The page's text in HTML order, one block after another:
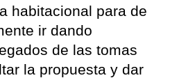
habitacional para de
ir dando
de las tomas
la propuesta y dar